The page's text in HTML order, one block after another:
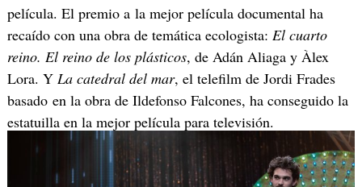
película. El premio a la mejor película documental ha
recaído con una obra de temática ecologista: El cuarto
reino. El reino de los plásticos, de Adán Aliaga y Àlex
Lora. Y La catedral del mar, el telefilm de Jordi Frades
basado en la obra de Ildefonso Falcones, ha conseguido la
estatuilla en la mejor película para televisión.